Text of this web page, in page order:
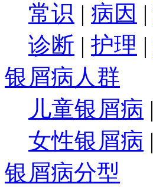
常识 | 病因 |
诊断 | 护理 |
银屑病人群
儿童银屑病 |
女性银屑病 |
银屑病分型